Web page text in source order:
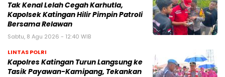
Tak Kenal Lelah Cegah Karhutla,
Kapolsek Katingan Hilir Pimpin Patroli
Bersama Relawan
Sabtu, 8 Agu 2026 - 12:40 WIB
LINTAS POLRI
Kapolres Katingan Turun Langsung ke
Tasik Payawan-Kamipang, Tekankan